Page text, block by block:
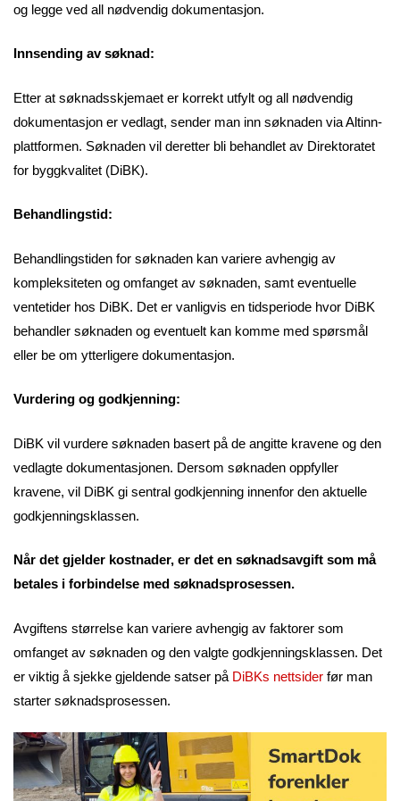
og legge ved all nødvendig dokumentasjon.
Innsending av søknad:
Etter at søknadsskjemaet er korrekt utfylt og all nødvendig
dokumentasjon er vedlagt, sender man inn søknaden via Altinn-
plattformen. Søknaden vil deretter bli behandlet av Direktoratet
for byggkvalitet (DiBK).
Behandlingstid:
Behandlingstiden for søknaden kan variere avhengig av
kompleksiteten og omfanget av søknaden, samt eventuelle
ventetider hos DiBK. Det er vanligvis en tidsperiode hvor DiBK
behandler søknaden og eventuelt kan komme med spørsmål
eller be om ytterligere dokumentasjon.
Vurdering og godkjenning:
DiBK vil vurdere søknaden basert på de angitte kravene og den
vedlagte dokumentasjonen. Dersom søknaden oppfyller
kravene, vil DiBK gi sentral godkjenning innenfor den aktuelle
godkjenningsklassen.
Når det gjelder kostnader, er det en søknadsavgift som må
betales i forbindelse med søknadsprosessen.
Avgiftens størrelse kan variere avhengig av faktorer som
omfanget av søknaden og den valgte godkjenningsklassen. Det
er viktig å sjekke gjeldende satser på DiBKs nettsider før man
starter søknadsprosessen.